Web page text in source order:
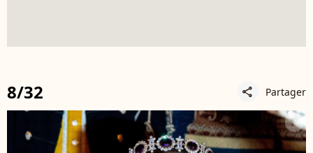
8/32 share Partager